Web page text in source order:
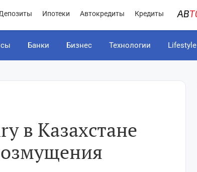
Ипотеки Автокредиты Кредиты
Банки Бизнес Технологии Lifestyle
в Казахстане